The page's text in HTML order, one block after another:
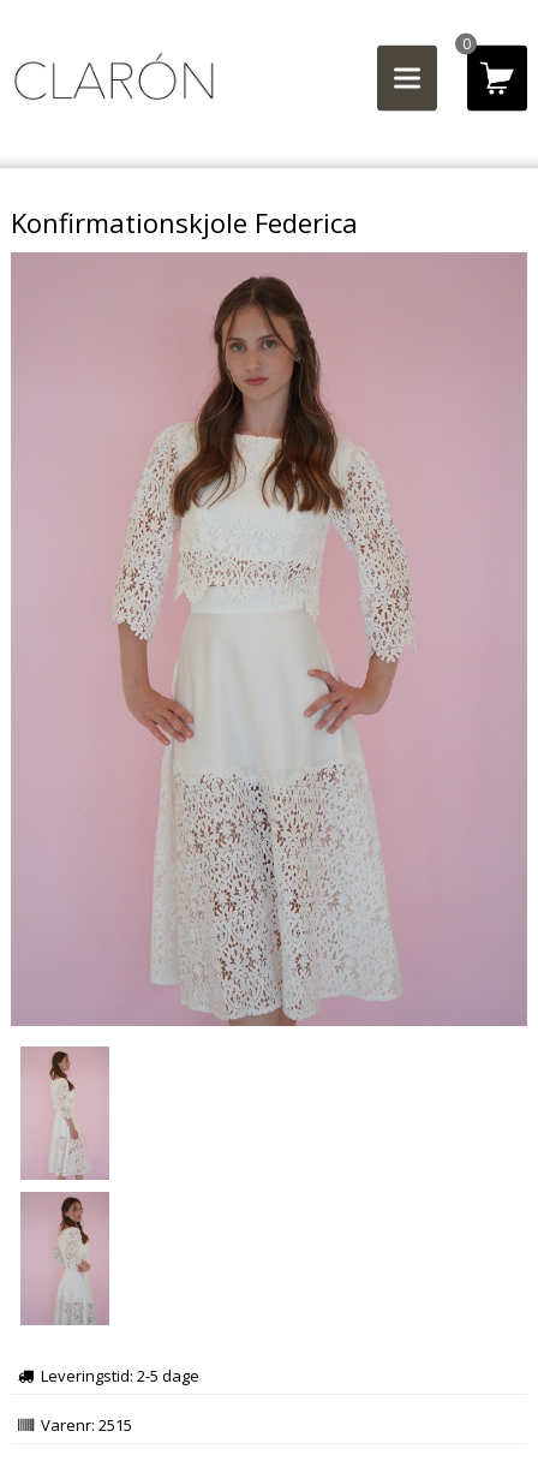
0
Konfirmationskjole Federica
Leveringstid: 2-5 dage
Varenr: 2515